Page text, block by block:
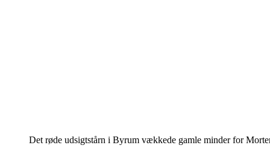
Det røde udsigtstårn i Byrum vækkede gamle minder for